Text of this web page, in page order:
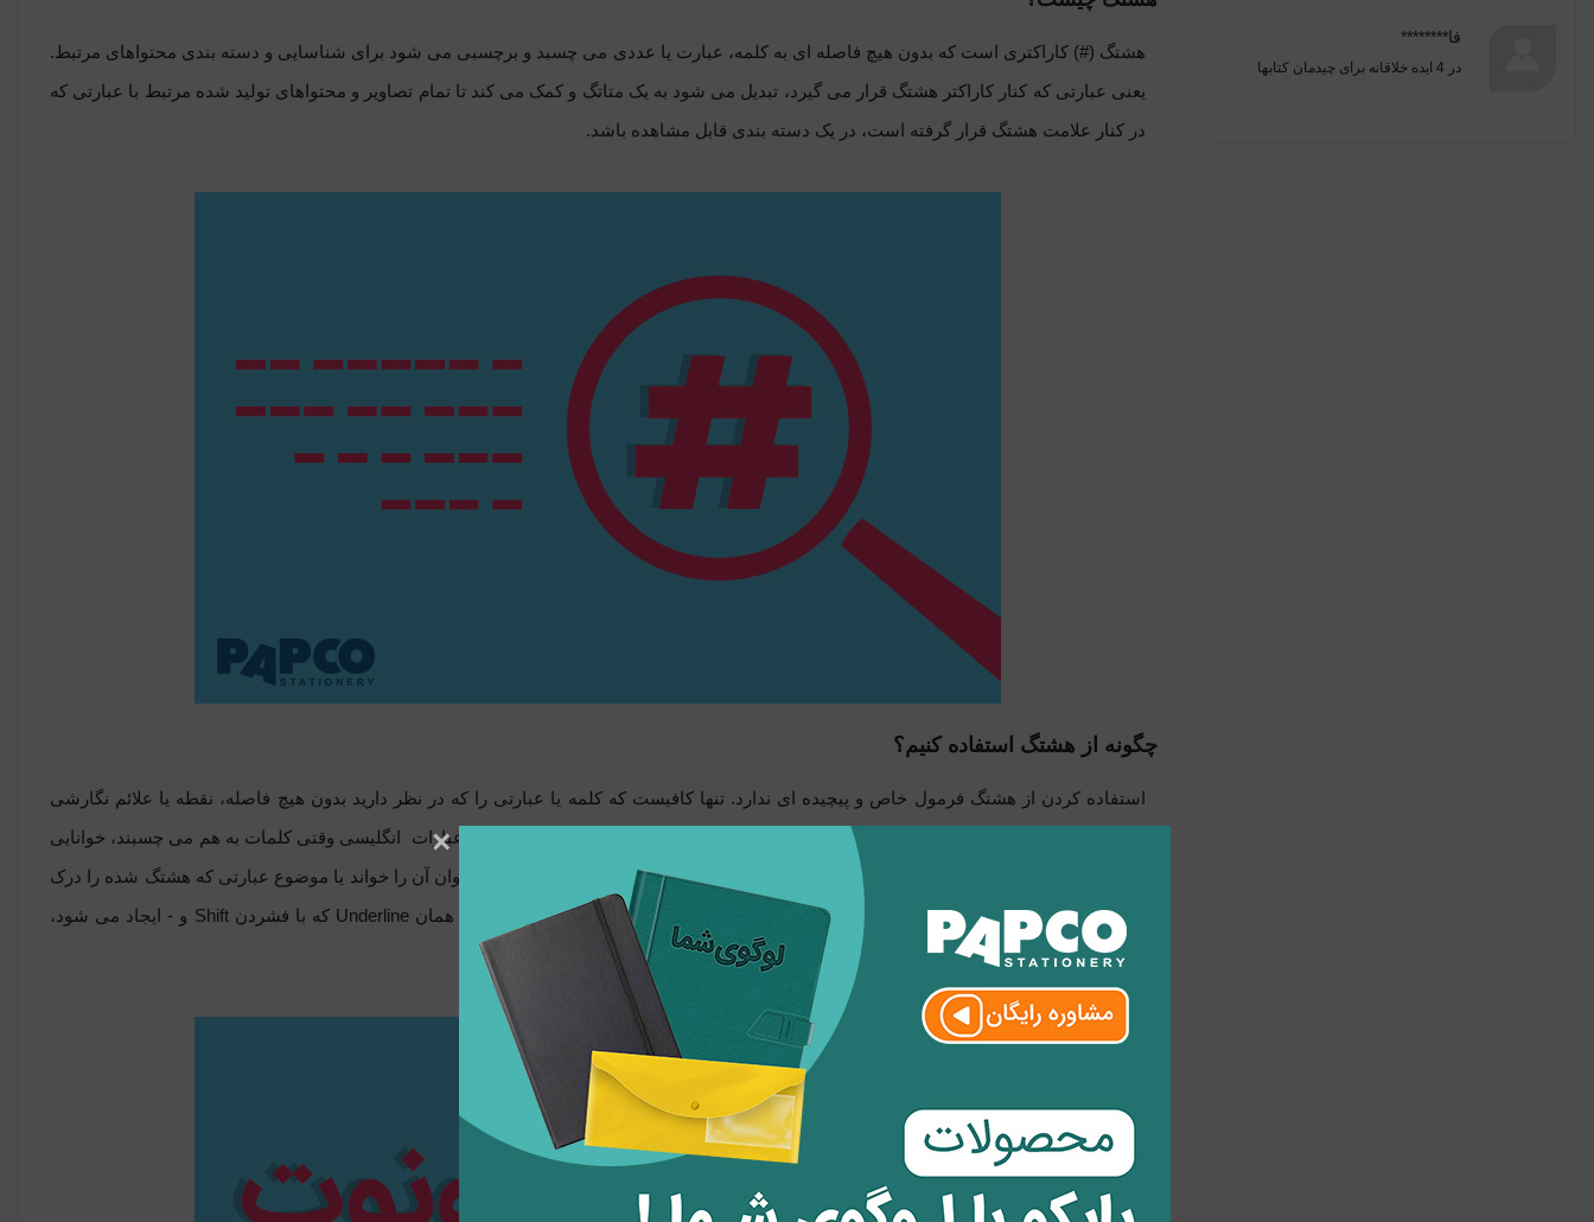
فا********
در 4 ایده خلاقانه برای چیدمان کتابها
هشتگ (
#) کاراکتری است که بدون هیچ فاصله ای به کلمه، عبارت یا عددی می چسبد و برچسبی می شود برای شناسایی و دسته بندی محتواهای مرتبط.
یعنی عبارتی که کنار کاراکتر هشتگ قرار می گیرد، تبدیل می شود به یک متاتگ و کمک می کند تا تمام تصاویر و محتواهای تولید شده مرتبط با عبارتی که
در کنار علامت هشتگ قرار گرفته است، در یک دسته بندی قابل مشاهده باشد.
چگونه از هشتگ استفاده کنیم؟
استفاده کردن از هشتگ فرمول خاص و پیچیده ای ندارد. تنها کافیست که کلمه یا عبارتی را که در نظر دارید بدون هیچ فاصله، نقطه یا علائم نگارشی
دیگری در کنار علامت # بنویسید. تنها موردی که باید به آن دقت کنید، این است که در کلمات یا عبارات
انگلیسی وقتی کلمات به هم می چسبند، خوانایی
کلمات دشوار نمی شود. اما کلمات یا عبارات فارسی اگر به هم چسبیده شوند، به سختی می توان آن را خواند یا موضوع عبارتی که هشتگ شده را درک
کرد. به همین دلیل لازم است برای تفکیک کلمات فارسی از یکدیگر، از علامت Underscore یا همان
Underline که با فشردن Shift
و - ایجاد می‌ شود،
استفاده کرد. مثل : #پاپکو_پرونوت
×